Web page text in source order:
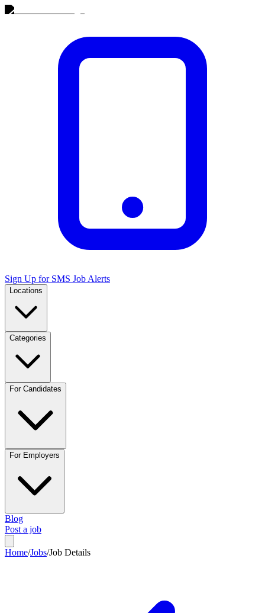
Sign Up for SMS Job Alerts
Locations
Categories
For Candidates
For Employers
Blog
Post a job
Home/Jobs/Job Details